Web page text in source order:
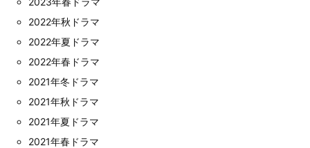
2022年秋ドラマ
2022年夏ドラマ
2022年春ドラマ
2021年冬ドラマ
2021年秋ドラマ
2021年夏ドラマ
2021年春ドラマ